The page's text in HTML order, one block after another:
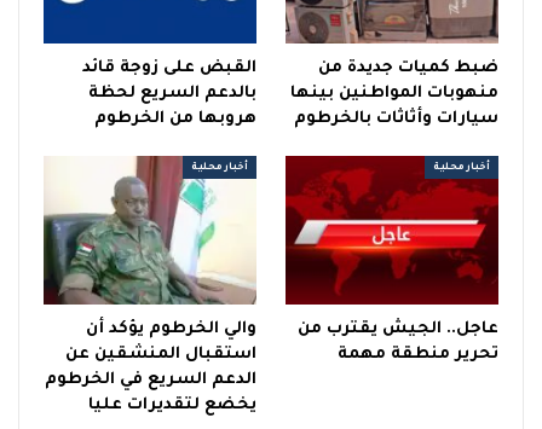
ضبط كميات جديدة من
منهوبات المواطنين بينها
سيارات وأثاثات بالخرطوم
القبض على زوجة قائد
بالدعم السريع لحظة
هروبها من الخرطوم
أخبار محلية
عاجل.. الجيش يقترب من
تحرير منطقة مهمة
أخبار محلية
والي الخرطوم يؤكد أن
استقبال المنشقين عن
الدعم السريع في الخرطوم
يخضع لتقديرات عليا